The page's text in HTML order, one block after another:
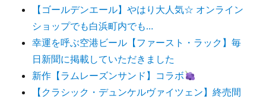
【ゴールデンエール】やはり大人気☆ オンライン
ショップでも白浜町内でも…
幸運を呼ぶ空港ビール【ファースト・ラック】毎
日新聞に掲載していただきました
新作【ラムレーズンサンド】コラボ
【クラシック・デュンケルヴァイツェン】終売間